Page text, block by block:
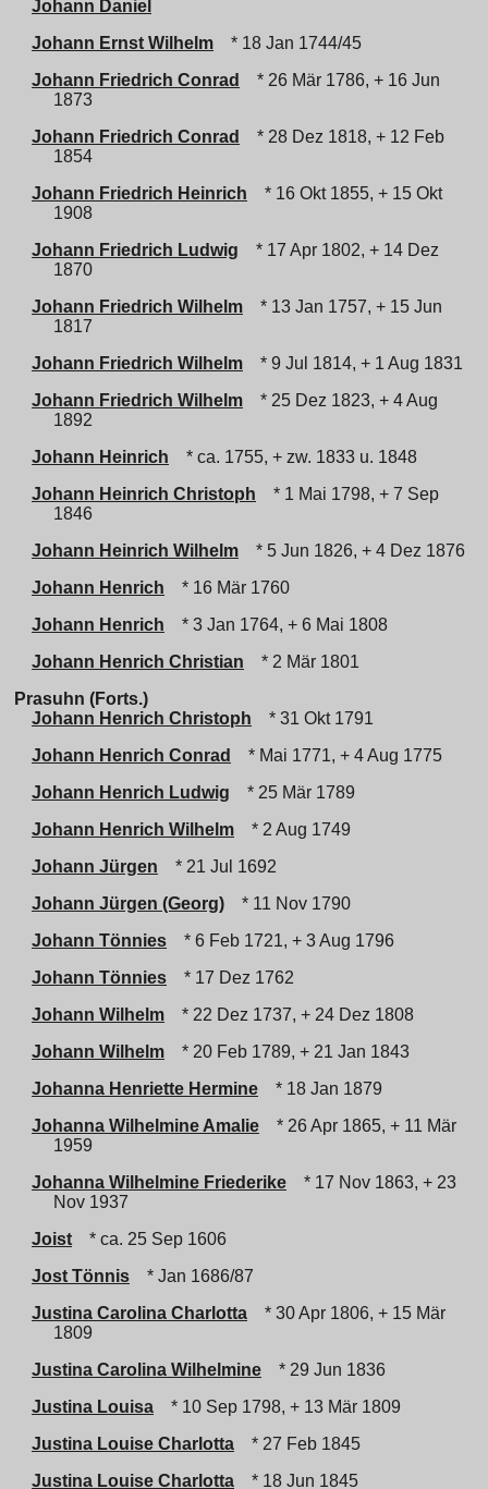
Johann Daniel
Johann Ernst Wilhelm
* 18 Jan 1744/45
Johann Friedrich Conrad
* 26 Mär 1786, + 16 Jun
1873
Johann Friedrich Conrad
* 28 Dez 1818, + 12 Feb
1854
Johann Friedrich Heinrich
* 16 Okt 1855, + 15 Okt
1908
Johann Friedrich Ludwig
* 17 Apr 1802, + 14 Dez
1870
Johann Friedrich Wilhelm
* 13 Jan 1757, + 15 Jun
1817
Johann Friedrich Wilhelm
* 9 Jul 1814, + 1 Aug 1831
Johann Friedrich Wilhelm
* 25 Dez 1823, + 4 Aug
1892
Johann Heinrich
* ca. 1755, + zw. 1833 u. 1848
Johann Heinrich Christoph
* 1 Mai 1798, + 7 Sep
1846
Johann Heinrich Wilhelm
* 5 Jun 1826, + 4 Dez 1876
Johann Henrich
* 16 Mär 1760
Johann Henrich
* 3 Jan 1764, + 6 Mai 1808
Johann Henrich Christian
* 2 Mär 1801
Prasuhn (Forts.)
Johann Henrich Christoph
* 31 Okt 1791
Johann Henrich Conrad
* Mai 1771, + 4 Aug 1775
Johann Henrich Ludwig
* 25 Mär 1789
Johann Henrich Wilhelm
* 2 Aug 1749
Johann Jürgen
* 21 Jul 1692
Johann Jürgen (Georg)
* 11 Nov 1790
Johann Tönnies
* 6 Feb 1721, + 3 Aug 1796
Johann Tönnies
* 17 Dez 1762
Johann Wilhelm
* 22 Dez 1737, + 24 Dez 1808
Johann Wilhelm
* 20 Feb 1789, + 21 Jan 1843
Johanna Henriette Hermine
* 18 Jan 1879
Johanna Wilhelmine Amalie
* 26 Apr 1865, + 11 Mär
1959
Johanna Wilhelmine Friederike
* 17 Nov 1863, + 23
Nov 1937
Joist
* ca. 25 Sep 1606
Jost Tönnis
* Jan 1686/87
Justina Carolina Charlotta
* 30 Apr 1806, + 15 Mär
1809
Justina Carolina Wilhelmine
* 29 Jun 1836
Justina Louisa
* 10 Sep 1798, + 13 Mär 1809
Justina Louise Charlotta
* 27 Feb 1845
Justina Louise Charlotta
* 18 Jun 1845